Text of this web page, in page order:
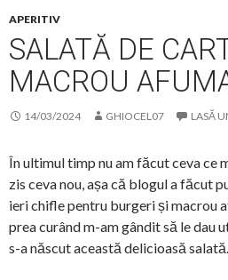
APERITIV
SALATĂ DE
MACROU
14/03/2024 GHIOCEL07 LASĂ
În ultimul timp nu am făcut ceva ce
zis ceva nou, așa că blogul a făcut
ieri chifle pentru burgeri și macrou
prea curând m-am gândit să le dau
s-a născut această delicioasă salată.